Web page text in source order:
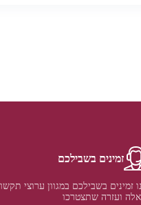
זמינים בשבילכם
זמינים בשבילכם במגוון ערוצי
ועזרה שתצטרכו